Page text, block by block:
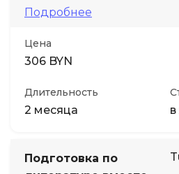
Подробнее
Цена
306 BYN
Длительность
2 месяца
Подготовка по